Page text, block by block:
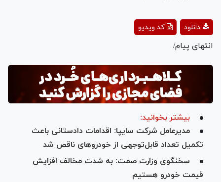
Playکد ویدیو دانلود
انتهای پیام/
بیشتر بخوانید:
مدیرعامل شرکت سایپا: اقدامات دادستانی باعث
تکمیل تعداد قابل‌توجهی از خودروهای ناقص شد
سخنگوی وزارت صمت: به‌ شدت مخالف افزایش
قیمت خودرو هستیم